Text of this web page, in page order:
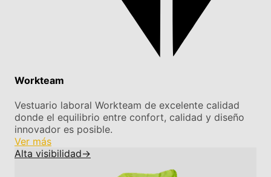
Workteam
Vestuario laboral Workteam de excelente calidad
donde el equilibrio entre confort, calidad y diseño
innovador es posible.
Ver más
Alta visibilidad→